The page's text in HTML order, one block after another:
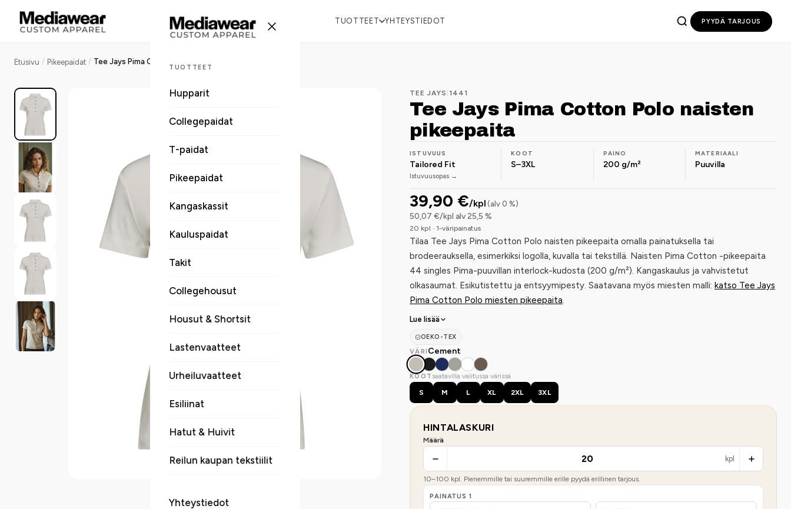
TUOTTEET YHTEYSTIEDOT PYYDÄ TARJOUS
TUOTTEET
Hupparit
Collegepaidat
T-paidat
Pikeepaidat
Kangaskassit
Kauluspaidat
Takit
Collegehousut
Housut & Shortsit
Lastenvaatteet
Urheiluvaatteet
Esiliinat
Hatut & Huivit
Reilun kaupan tekstiilit
Yhteystiedot
Etusivu / Pikeepaidat /
TEE JAYS 1441
Tee Jays Pima Cotton Polo naisten
pikeepaita
ISTUVUUS
Tailored Fit
Istuvuusopas →
KOOT
S–3XL
PAINO
200 g/m²
MATERIAALI
Puuvilla
39,90 €/kpl (alv 0 %)
50,07 €/kpl alv 25,5 %
20 kpl · 1-väripainatus
Tilaa Tee Jays Pima Cotton Polo naisten pikeepaita omalla painatuksella tai
brodeerauksella, esimerkiksi logolla, kuvalla tai tekstillä. Naisten Pima Cotton -pikeepaita
44 singles Pima-puuvillan interlock-kudosta (200 g/m²). Kangaskaulus ja vahvistetut
olkasaumat. Esikutistettu ja entsyymipesty. Saatavana myös miesten malli: katso Tee Jays
Pima Cotton Polo miesten pikeepaita.
Lue lisää
OEKO-TEX
VÄRI Cement
KOOT saatavilla valitussa värissä
S
M L XL 2XL 3XL
HINTALASKURI
Määrä
kpl
10–100 kpl. Pienemmille tai suuremmille erille pyydä erillinen tarjous.
PAINATUS 1